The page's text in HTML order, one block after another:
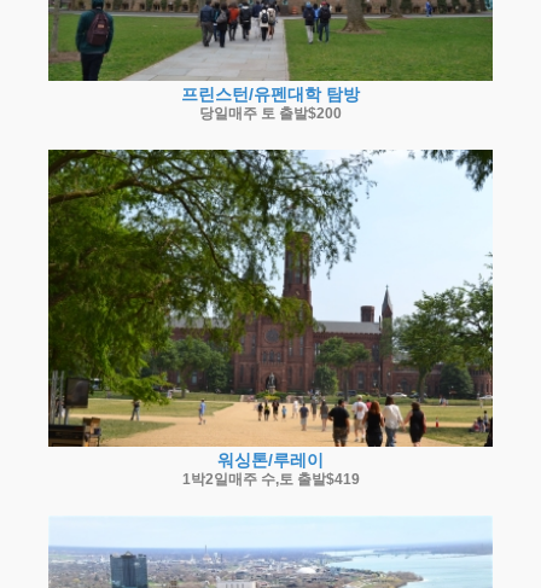
프린스턴/유펜대학 탐방
당일매주 토 출발$200
워싱톤/루레이
1박2일매주 수,토 출발$419